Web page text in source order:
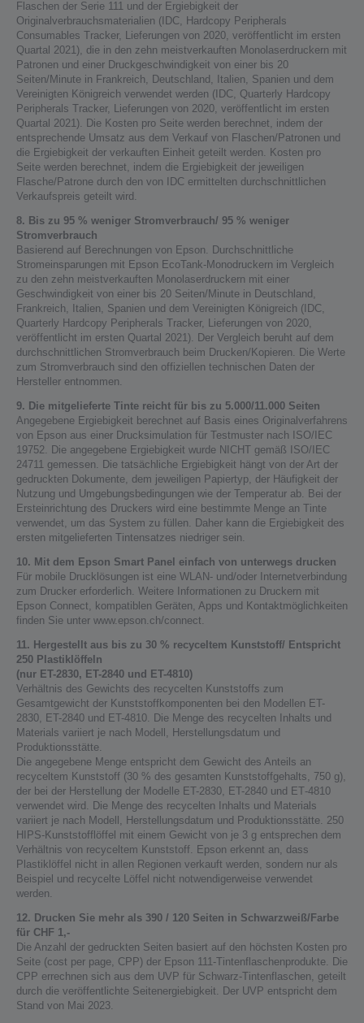
Flaschen der Serie 111 und der Ergiebigkeit der
Originalverbrauchsmaterialien (IDC, Hardcopy Peripherals
Consumables Tracker, Lieferungen von 2020, veröffentlicht im ersten
Quartal 2021), die in den zehn meistverkauften Monolaserdruckern mit
Patronen und einer Druckgeschwindigkeit von einer bis 20
Seiten/Minute in Frankreich, Deutschland, Italien, Spanien und dem
Vereinigten Königreich verwendet werden (IDC, Quarterly Hardcopy
Peripherals Tracker, Lieferungen von 2020, veröffentlicht im ersten
Quartal 2021). Die Kosten pro Seite werden berechnet, indem der
entsprechende Umsatz aus dem Verkauf von Flaschen/Patronen und
die Ergiebigkeit der verkauften Einheit geteilt werden. Kosten pro
Seite werden berechnet, indem die Ergiebigkeit der jeweiligen
Flasche/Patrone durch den von IDC ermittelten durchschnittlichen
Verkaufspreis geteilt wird.
8. Bis zu 95 % weniger Stromverbrauch/ 95 % weniger
Stromverbrauch
Basierend auf Berechnungen von Epson. Durchschnittliche
Stromeinsparungen mit Epson EcoTank-Monodruckern im Vergleich
zu den zehn meistverkauften Monolaserdruckern mit einer
Geschwindigkeit von einer bis 20 Seiten/Minute in Deutschland,
Frankreich, Italien, Spanien und dem Vereinigten Königreich (IDC,
Quarterly Hardcopy Peripherals Tracker, Lieferungen von 2020,
veröffentlicht im ersten Quartal 2021). Der Vergleich beruht auf dem
durchschnittlichen Stromverbrauch beim Drucken/Kopieren. Die Werte
zum Stromverbrauch sind den offiziellen technischen Daten der
Hersteller entnommen.
9. Die mitgelieferte Tinte reicht für bis zu 5.000/11.000 Seiten
Angegebene Ergiebigkeit berechnet auf Basis eines Originalverfahrens
von Epson aus einer Drucksimulation für Testmuster nach ISO/IEC
19752. Die angegebene Ergiebigkeit wurde NICHT gemäß ISO/IEC
24711 gemessen. Die tatsächliche Ergiebigkeit hängt von der Art der
gedruckten Dokumente, dem jeweiligen Papiertyp, der Häufigkeit der
Nutzung und Umgebungsbedingungen wie der Temperatur ab. Bei der
Ersteinrichtung des Druckers wird eine bestimmte Menge an Tinte
verwendet, um das System zu füllen. Daher kann die Ergiebigkeit des
ersten mitgelieferten Tintensatzes niedriger sein.
10. Mit dem Epson Smart Panel einfach von unterwegs drucken
Für mobile Drucklösungen ist eine WLAN- und/oder Internetverbindung
zum Drucker erforderlich. Weitere Informationen zu Druckern mit
Epson Connect, kompatiblen Geräten, Apps und Kontaktmöglichkeiten
finden Sie unter www.epson.ch/connect.
11. Hergestellt aus bis zu 30 % recyceltem Kunststoff/ Entspricht
250 Plastiklöffeln
(nur ET-2830, ET-2840 und ET-4810)
Verhältnis des Gewichts des recycelten Kunststoffs zum
Gesamtgewicht der Kunststoffkomponenten bei den Modellen ET-
2830, ET-2840 und ET-4810. Die Menge des recycelten Inhalts und
Materials variiert je nach Modell, Herstellungsdatum und
Produktionsstätte.
Die angegebene Menge entspricht dem Gewicht des Anteils an
recyceltem Kunststoff (30 % des gesamten Kunststoffgehalts, 750 g),
der bei der Herstellung der Modelle ET-2830, ET-2840 und ET‑4810
verwendet wird. Die Menge des recycelten Inhalts und Materials
variiert je nach Modell, Herstellungsdatum und Produktionsstätte. 250
HIPS-Kunststofflöffel mit einem Gewicht von je 3 g entsprechen dem
Verhältnis von recyceltem Kunststoff. Epson erkennt an, dass
Plastiklöffel nicht in allen Regionen verkauft werden, sondern nur als
Beispiel und recycelte Löffel nicht notwendigerweise verwendet
werden.
12. Drucken Sie mehr als 390 / 120 Seiten in Schwarzweiß/Farbe
für CHF 1,-
Die Anzahl der gedruckten Seiten basiert auf den höchsten Kosten pro
Seite (cost per page, CPP) der Epson 111-Tintenflaschenprodukte. Die
CPP errechnen sich aus dem UVP für Schwarz-Tintenflaschen, geteilt
durch die veröffentlichte Seitenergiebigkeit. Der UVP entspricht dem
Stand von Mai 2023.